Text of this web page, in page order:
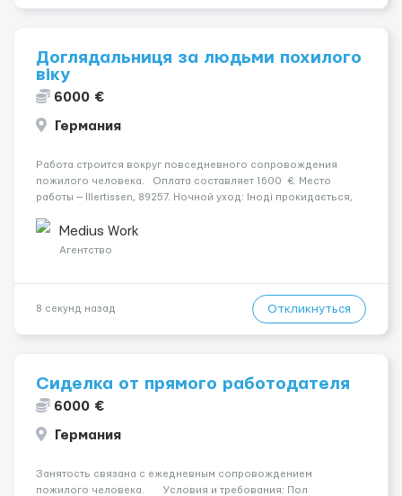
Доглядальниця за людьми похилого
віку
6000 €
Германия
Работа строится вокруг повседневного сопровождения
пожилого человека. Оплата составляет 1600 €. Место
работы — Illertissen, 89257. Ночной уход: Іноді прокидається,
деменції. Уход осуществляется за жінкою. Мобильность п...
Medius Work
Агентство
8 секунд назад Откликнуться
Сиделка от прямого работодателя
6000 €
Германия
Занятость связана с ежедневным сопровождением
пожилого человека. Условия и требования: Пол